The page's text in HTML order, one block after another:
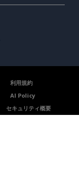
利用規約
AI Policy
セキュリティ概要